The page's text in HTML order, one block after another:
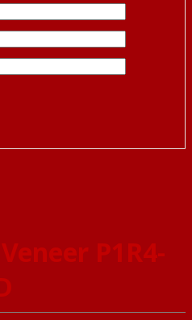
P1R4-